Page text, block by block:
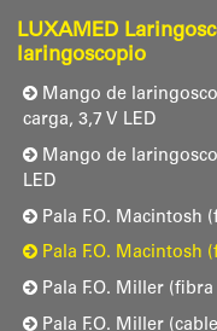
LUXAMED
laringoscopio
Mango de
carga, 3,7 V LED
Mango de
LED
Pala F.O. Macintosh
Pala F.O. Macintosh
Pala F.O. Miller
Pala F.O. Miller